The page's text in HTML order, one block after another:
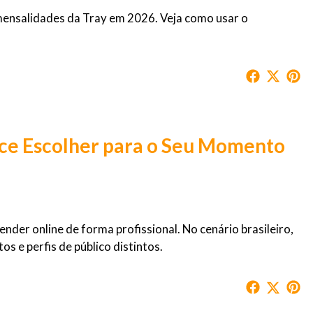
da Tray em 2026. Veja como usar o
Escolher para o Seu Momento
online de forma profissional. No cenário brasileiro,
e perfis de público distintos.